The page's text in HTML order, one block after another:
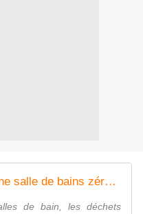
Les cinq indispensables d'une salle de bains zéro déchet
de bain, les déchets